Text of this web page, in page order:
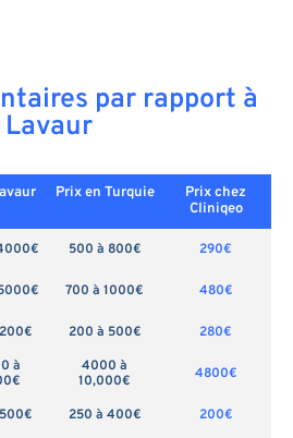
par rapport à
Lavaur
Prix en Turquie
Prix chez
Cliniqeo
500 à 800€
290€
700 à 1000€
480€
200 à 500€
280€
à
4000 à
10,000€
4800€
250 à 400€
200€